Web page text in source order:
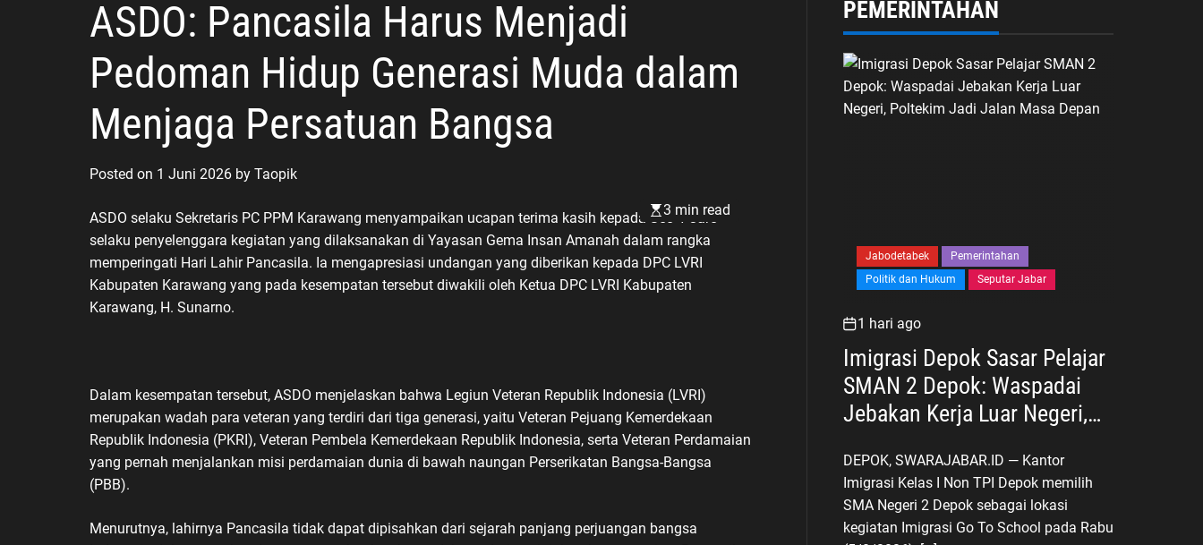
ASDO: Pancasila Harus Menjadi
Pedoman Hidup Generasi Muda dalam
Menjaga Persatuan Bangsa
Posted on 1 Juni 2026 by Taopik
3 min read
ASDO selaku Sekretaris PC PPM Karawang menyampaikan ucapan terima kasih kepada See 4 Care
selaku penyelenggara kegiatan yang dilaksanakan di Yayasan Gema Insan Amanah dalam rangka
memperingati Hari Lahir Pancasila. Ia mengapresiasi undangan yang diberikan kepada DPC LVRI
Kabupaten Karawang yang pada kesempatan tersebut diwakili oleh Ketua DPC LVRI Kabupaten
Karawang, H. Sunarno.
Dalam kesempatan tersebut, ASDO menjelaskan bahwa Legiun Veteran Republik Indonesia (LVRI)
merupakan wadah para veteran yang terdiri dari tiga generasi, yaitu Veteran Pejuang Kemerdekaan
Republik Indonesia (PKRI), Veteran Pembela Kemerdekaan Republik Indonesia, serta Veteran Perdamaian
yang pernah menjalankan misi perdamaian dunia di bawah naungan Perserikatan Bangsa-Bangsa
(PBB).
Menurutnya, lahirnya Pancasila tidak dapat dipisahkan dari sejarah panjang perjuangan bangsa
PEMERINTAHAN
Jabodetabek
Pemerintahan
Politik dan Hukum
Seputar Jabar
1 hari ago
Imigrasi Depok Sasar Pelajar
SMAN 2 Depok: Waspadai
Jebakan Kerja Luar Negeri,
Depan
DEPOK, SWARAJABAR.ID — Kantor
Imigrasi Kelas I Non TPI Depok memilih
SMA Negeri 2 Depok sebagai lokasi
kegiatan Imigrasi Go To School pada Rabu